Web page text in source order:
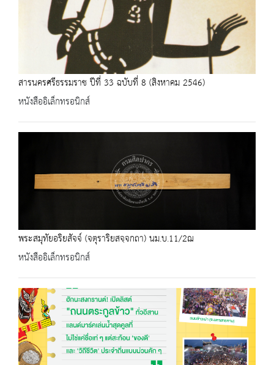
สารนครศรีธรรมราช ปีที่ 33 ฉบับที่ 8 (สิงหาคม 2546)
หนังสืออิเล็กทรอนิกส์
พระสมุทัยอริยสัจจ์ (จตุราริยสจฺจกถา) นม.บ.11/2ฌ
หนังสืออิเล็กทรอนิกส์